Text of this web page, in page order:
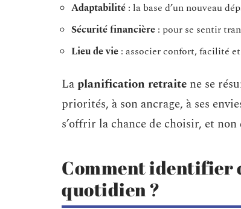
Adaptabilité : la base d’un nouveau
Sécurité financière : pour se sentir
Lieu de vie : associer confort, facilité
Laplanification retraite ne se
priorités, à son ancrage, à ses
s’offrir la chance de choisir, et
Comment identifier
quotidien ?